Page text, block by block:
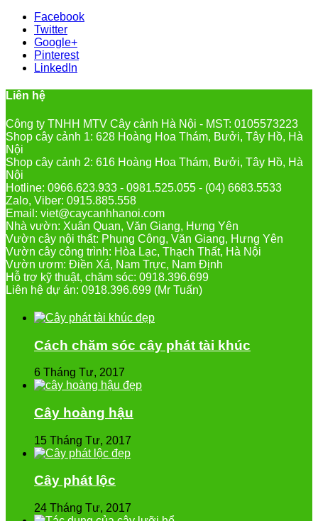
Facebook
Twitter
Google+
Pinterest
LinkedIn
Liên hệ
Công ty TNHH MTV Cây cảnh Hà Nội - MST: 0105573223
Shop cây cảnh 1: 628 Hoàng Hoa Thám, Bưởi, Tây Hồ, Hà
Nội
Shop cây cảnh 2: 616 Hoàng Hoa Thám, Bưởi, Tây Hồ, Hà
Nội
Hotline: 0966.623.933 - 0981.525.055 - (04) 6683.5533
Zalo, Viber: 0915.885.558
Email: viet@caycanhhanoi.com
Nhà vườn: Xuân Quan, Văn Giang, Hưng Yên
Vườn cây nội thất: Phụng Công, Văn Giang, Hưng Yên
Vườn cây công trình: Hòa Lạc, Thạch Thất, Hà Nội
Vườn ươm: Điền Xá, Nam Trực, Nam Định
Hỗ trợ kỹ thuật, chăm sóc: 0918.396.699
Liên hệ dự án: 0918.396.699 (Mr Tuấn)
Cách chăm sóc cây phát tài khúc
6 Tháng Tư, 2017
Cây hoàng hậu
15 Tháng Tư, 2017
Cây phát lộc
24 Tháng Tư, 2017